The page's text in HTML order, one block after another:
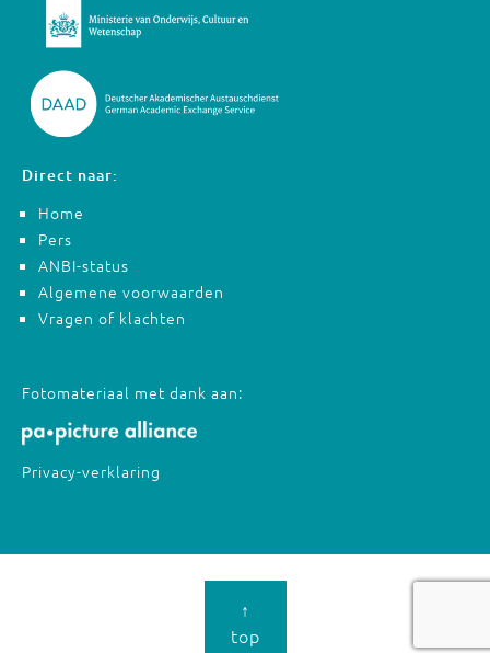
Direct naar:
Home
Pers
ANBI-status
Algemene voorwaarden
Vragen of klachten
Fotomateriaal met dank aan:
Privacy-verklaring
↑
top